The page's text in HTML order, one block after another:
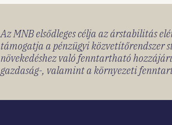
Az MNB elsődleges célja az árstabilitás
támogatja a pénzügyi közvetítőrendszer
növekedéshez való fenntartható
gazdaság-, valamint a környezeti